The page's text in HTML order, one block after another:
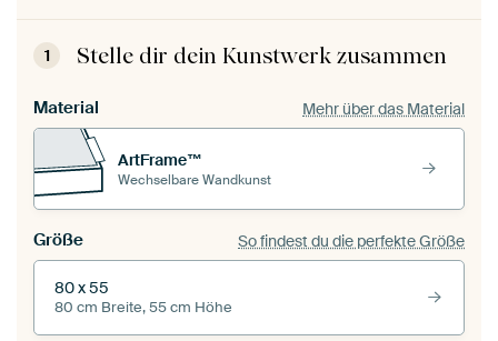
1 Stelle dir dein Kunstwerk zusammen
Material Mehr über das Material
ArtFrame™
Wechselbare Wandkunst
Größe So findest du die perfekte Größe
80 x 55
80 cm Breite, 55 cm Höhe